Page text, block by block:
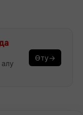
Өту→